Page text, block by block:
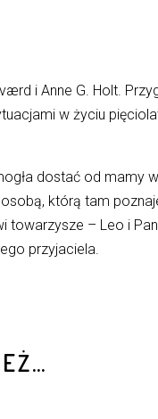
i Anne G. Holt.
w życiu
dostać od mamy
którą tam
towarzysze – Leo i
przyjaciela.